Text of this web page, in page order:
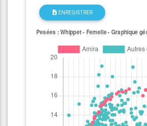
ENREGISTRER